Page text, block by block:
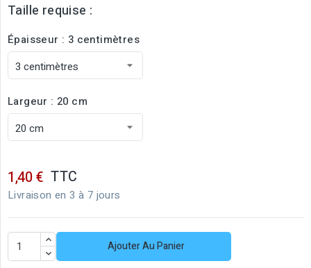
Taille requise :
Épaisseur : 3 centimètres
Largeur : 20 cm
1,40 € TTC
Livraison en 3 à 7 jours
Ajouter Au Panier